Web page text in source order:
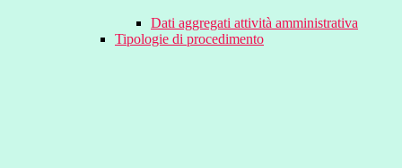
Dati aggregati attività amministrativa
Tipologie di procedimento